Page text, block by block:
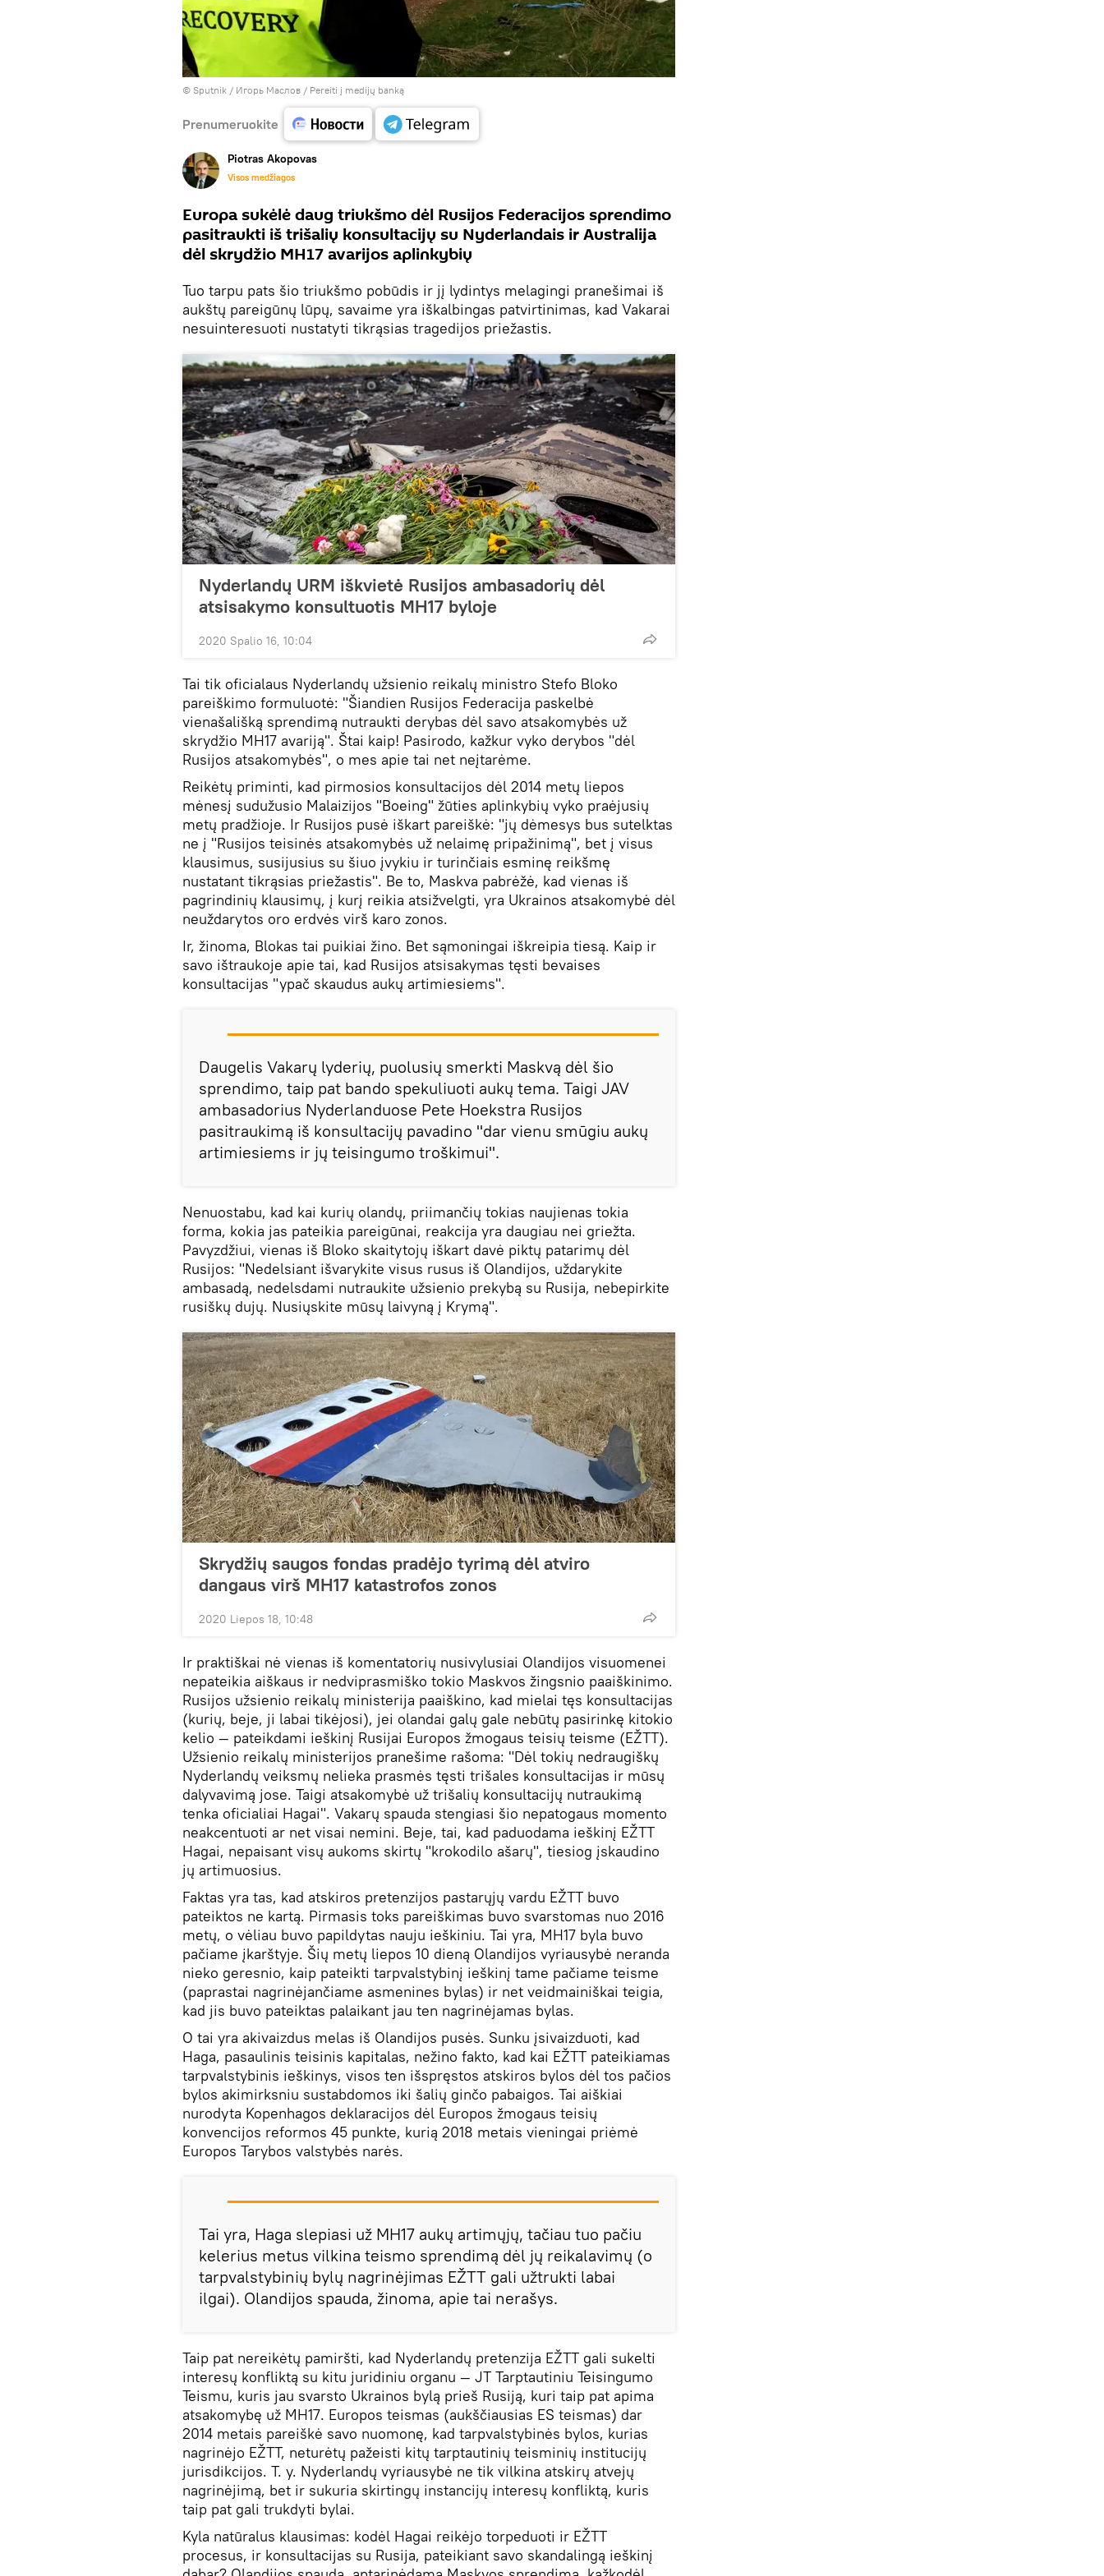
© Sputnik / Игорь Маслов / Pereiti į medijų banką
Prenumeruokite
Piotras Akopovas
Visos medžiagos
Europa sukėlė daug triukšmo dėl Rusijos Federacijos sprendimo
pasitraukti iš trišalių konsultacijų su Nyderlandais ir Australija
dėl skrydžio MH17 avarijos aplinkybių
Tuo tarpu pats šio triukšmo pobūdis ir jį lydintys melagingi pranešimai iš
aukštų pareigūnų lūpų, savaime yra iškalbingas patvirtinimas, kad Vakarai
nesuinteresuoti nustatyti tikrąsias tragedijos priežastis.
Nyderlandų URM iškvietė Rusijos ambasadorių dėl
atsisakymo konsultuotis MH17 byloje
2020 Spalio 16, 10:04
Tai tik oficialaus Nyderlandų užsienio reikalų ministro Stefo Bloko
pareiškimo formuluotė: "Šiandien Rusijos Federacija paskelbė
vienašališką sprendimą nutraukti derybas dėl savo atsakomybės už
skrydžio MH17 avariją". Štai kaip! Pasirodo, kažkur vyko derybos "dėl
Rusijos atsakomybės", o mes apie tai net neįtarėme.
Reikėtų priminti, kad pirmosios konsultacijos dėl 2014 metų liepos
mėnesį sudužusio Malaizijos "Boeing" žūties aplinkybių vyko praėjusių
metų pradžioje. Ir Rusijos pusė iškart pareiškė: "jų dėmesys bus sutelktas
ne į "Rusijos teisinės atsakomybės už nelaimę pripažinimą", bet į visus
klausimus, susijusius su šiuo įvykiu ir turinčiais esminę reikšmę
nustatant tikrąsias priežastis". Be to, Maskva pabrėžė, kad vienas iš
pagrindinių klausimų, į kurį reikia atsižvelgti, yra Ukrainos atsakomybė dėl
neuždarytos oro erdvės virš karo zonos.
Ir, žinoma, Blokas tai puikiai žino. Bet sąmoningai iškreipia tiesą. Kaip ir
savo ištraukoje apie tai, kad Rusijos atsisakymas tęsti bevaises
konsultacijas "ypač skaudus aukų artimiesiems".
Daugelis Vakarų lyderių, puolusių smerkti Maskvą dėl šio
sprendimo, taip pat bando spekuliuoti aukų tema. Taigi JAV
ambasadorius Nyderlanduose Pete Hoekstra Rusijos
pasitraukimą iš konsultacijų pavadino "dar vienu smūgiu aukų
artimiesiems ir jų teisingumo troškimui".
Nenuostabu, kad kai kurių olandų, priimančių tokias naujienas tokia
forma, kokia jas pateikia pareigūnai, reakcija yra daugiau nei griežta.
Pavyzdžiui, vienas iš Bloko skaitytojų iškart davė piktų patarimų dėl
Rusijos: "Nedelsiant išvarykite visus rusus iš Olandijos, uždarykite
ambasadą, nedelsdami nutraukite užsienio prekybą su Rusija, nebepirkite
rusiškų dujų. Nusiųskite mūsų laivyną į Krymą".
Skrydžių saugos fondas pradėjo tyrimą dėl atviro
dangaus virš MH17 katastrofos zonos
2020 Liepos 18, 10:48
Ir praktiškai nė vienas iš komentatorių nusivylusiai Olandijos visuomenei
nepateikia aiškaus ir nedviprasmiško tokio Maskvos žingsnio paaiškinimo.
Rusijos užsienio reikalų ministerija paaiškino, kad mielai tęs konsultacijas
(kurių, beje, ji labai tikėjosi), jei olandai galų gale nebūtų pasirinkę kitokio
kelio — pateikdami ieškinį Rusijai Europos žmogaus teisių teisme (EŽTT).
Užsienio reikalų ministerijos pranešime rašoma: "Dėl tokių nedraugiškų
Nyderlandų veiksmų nelieka prasmės tęsti trišales konsultacijas ir mūsų
dalyvavimą jose. Taigi atsakomybė už trišalių konsultacijų nutraukimą
tenka oficialiai Hagai". Vakarų spauda stengiasi šio nepatogaus momento
neakcentuoti ar net visai nemini. Beje, tai, kad paduodama ieškinį EŽTT
Hagai, nepaisant visų aukoms skirtų "krokodilo ašarų", tiesiog įskaudino
jų artimuosius.
Faktas yra tas, kad atskiros pretenzijos pastarųjų vardu EŽTT buvo
pateiktos ne kartą. Pirmasis toks pareiškimas buvo svarstomas nuo 2016
metų, o vėliau buvo papildytas nauju ieškiniu. Tai yra, MH17 byla buvo
pačiame įkarštyje. Šių metų liepos 10 dieną Olandijos vyriausybė neranda
nieko geresnio, kaip pateikti tarpvalstybinį ieškinį tame pačiame teisme
(paprastai nagrinėjančiame asmenines bylas) ir net veidmainiškai teigia,
kad jis buvo pateiktas palaikant jau ten nagrinėjamas bylas.
O tai yra akivaizdus melas iš Olandijos pusės. Sunku įsivaizduoti, kad
Haga, pasaulinis teisinis kapitalas, nežino fakto, kad kai EŽTT pateikiamas
tarpvalstybinis ieškinys, visos ten išspręstos atskiros bylos dėl tos pačios
bylos akimirksniu sustabdomos iki šalių ginčo pabaigos. Tai aiškiai
nurodyta Kopenhagos deklaracijos dėl Europos žmogaus teisių
konvencijos reformos 45 punkte, kurią 2018 metais vieningai priėmė
Europos Tarybos valstybės narės.
Tai yra, Haga slepiasi už MH17 aukų artimųjų, tačiau tuo pačiu
kelerius metus vilkina teismo sprendimą dėl jų reikalavimų (o
tarpvalstybinių bylų nagrinėjimas EŽTT gali užtrukti labai
ilgai). Olandijos spauda, ​​žinoma, apie tai nerašys.
Taip pat nereikėtų pamiršti, kad Nyderlandų pretenzija EŽTT gali sukelti
interesų konfliktą su kitu juridiniu organu — JT Tarptautiniu Teisingumo
Teismu, kuris jau svarsto Ukrainos bylą prieš Rusiją, kuri taip pat apima
atsakomybę už MH17. Europos teismas (aukščiausias ES teismas) dar
2014 metais pareiškė savo nuomonę, kad tarpvalstybinės bylos, kurias
nagrinėjo EŽTT, neturėtų pažeisti kitų tarptautinių teisminių institucijų
jurisdikcijos. T. y. Nyderlandų vyriausybė ne tik vilkina atskirų atvejų
nagrinėjimą, bet ir sukuria skirtingų instancijų interesų konfliktą, kuris
taip pat gali trukdyti bylai.
Kyla natūralus klausimas: kodėl Hagai reikėjo torpeduoti ir EŽTT
procesus, ir konsultacijas su Rusija, pateikiant savo skandalingą ieškinį